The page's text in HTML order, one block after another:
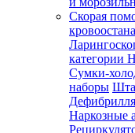
Скорая
категории
Сумки-
наборы
Наркозные